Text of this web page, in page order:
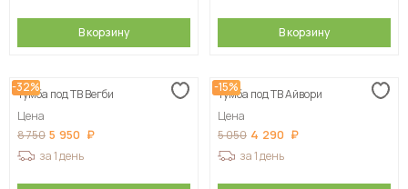
В корзину В корзину
-32%
Тумба под ТВ Вегби
Цена
8 750 5 950
за 1 день
-15%
Тумба под ТВ Айвори
Цена
5 050 4 290
за 1 день